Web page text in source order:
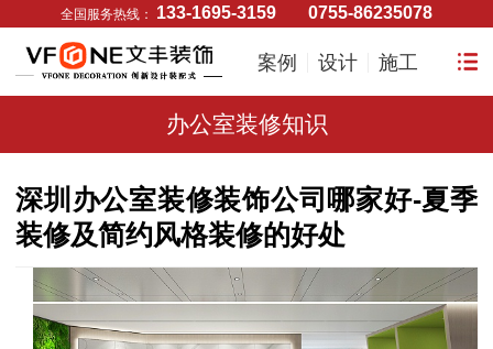
全国服务热线： 133-1695-3159 0755-86235078
案例 设计 施工
办公室装修知识
深圳办公室装修装饰公司哪家好-夏季
装修及简约风格装修的好处